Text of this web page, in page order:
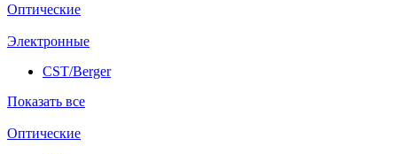
Оптические
Электронные
CST/Berger
Показать все
Оптические